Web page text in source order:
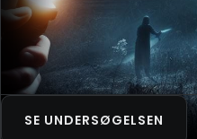
SE UNDERSØGELSEN